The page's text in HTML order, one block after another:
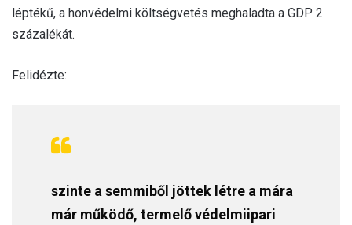
léptékű, a honvédelmi költségvetés meghaladta a GDP 2
százalékát.
Felidézte:
szinte a semmiből jöttek létre a mára
már működő, termelő védelmiipari